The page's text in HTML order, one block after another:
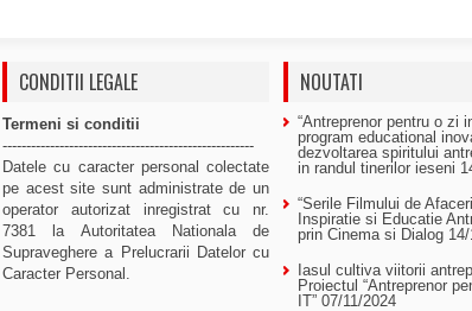
CONDITII LEGALE
Termeni si conditii
-----------------------------------------------------
Datele cu caracter personal colectate
pe acest site sunt administrate de un
operator autorizat inregistrat cu nr.
7381 la Autoritatea Nationala de
Supraveghere a Prelucrarii Datelor cu
Caracter Personal.
NOUTATI
“Antreprenor pentru o zi
program educational
dezvoltarea spiritului
in randul tinerilor ieseni
“Serile Filmului de
Inspiratie si Educatie
prin Cinema si Dialog
Iasul cultiva viitorii
Proiectul “Antreprenor
IT” 07/11/2024